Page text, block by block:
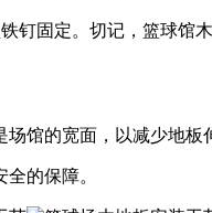
固定。切记，篮球馆
馆的宽面，以减少地板
的保障。